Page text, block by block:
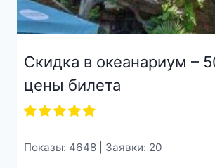
Скидка в океанариум –
цены билета
Показы: 4648 | Заявки: 20